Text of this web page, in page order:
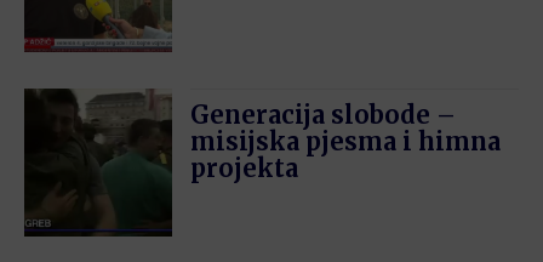
Generacija slobode –
misijska pjesma i himna
projekta